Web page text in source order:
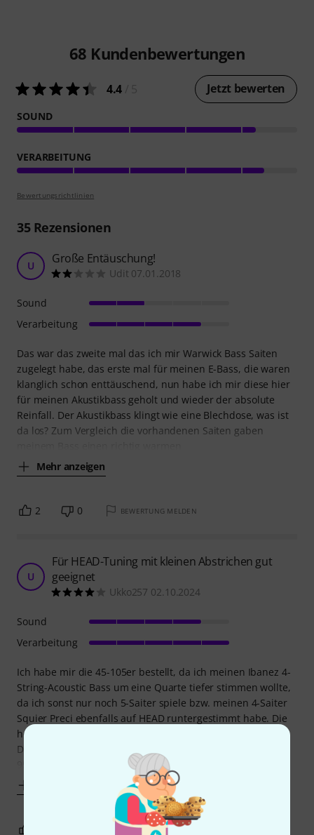
68 Kundenbewertungen
4.4 Jetzt bewerten
SOUND
VERARBEITUNG
Bewertungsrichtlinien
35Rezensionen
U Große Entäuschung!
Udit 07.01.2018
Das war das zweite mal das ich mir Warwick Bass Saiten
zugelegt habe, das erste mal für meinen E-Bass, die waren
klanglich schon enttäuschend, nun habe ich mir diese hier
für meinen Akustikbass geholt und wieder der absolute
Reinfall. Der Akustikbass klingt wie eine Blechdose, was ist
da los? Zum Vergleich die vorhandenen Saiten gaben
Mehr anzeigen
Sound
Verarbeitung
2 0 BEWERTUNG MELDEN
U
Für HEAD-Tuning mit kleinen Abstrichen gut
geeignet
Ukko257 02.10.2024
Ich habe mir die 45-105er bestellt, da ich meinen Ibanez 4-
String-Acoustic Bass um eine Quarte tiefer stimmen wollte,
da ich sonst nur noch 5-Saiter spiele bzw. meinen 4-Saiter
Squier Preci ebenfalls auf HEAD runtergestimmt habe. Die
hohe G-Saite kommt selten bei mir zum Einsatz.
Die Werkssaiten meines tollen Ibanez Acoustic Bass hatten
95er auf der E-Saite und
Sound
Verarbeitung
BEWERTUNG MELDEN